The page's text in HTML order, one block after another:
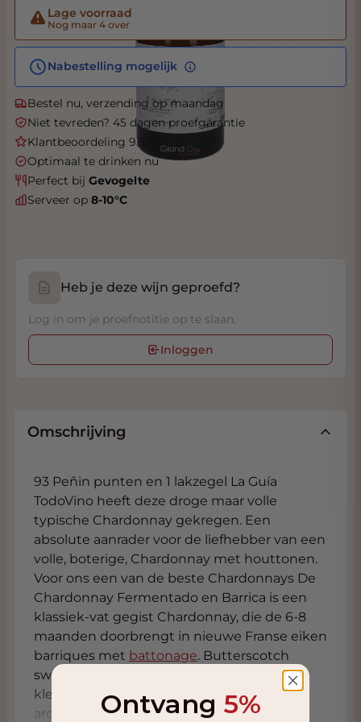
Lage voorraad
Nog maar 4 over
Nabestelling mogelijk
Bestel nu, verzending op maandag
Niet tevreden? 45 dagen proefgarantie
Klantbeoordeling 9.5/10
Optimaal te drinken nu
Perfect bij Gevogelte
Serveer op 8-10°C
Heb je deze wijn geproefd?
Log in om je proefnotitie op te slaan.
Inloggen
Omschrijving
93 Peñin punten en 1 lakzegel La Guía
TodoVino heeft deze droge maar volle
typische Chardonnay gekregen. Een
absolute aanrader voor de liefhebber van een
volle, boterige, Chardonnay met houttonen.
Voor ons een van de beste Chardonnays De
Chardonnay Fermentado en Barrica is een
klassiek-vat gegist Chardonnay, die de 6-8
maanden doorbrengt in nieuwe Franse eiken
barriques met battonage. Butterscotch
swingt het glas uit. Prachtige, diepe gele
kleur met een groen zweempje. Complex
aromatisch met de klassieke accenten van
Ontvang 5%